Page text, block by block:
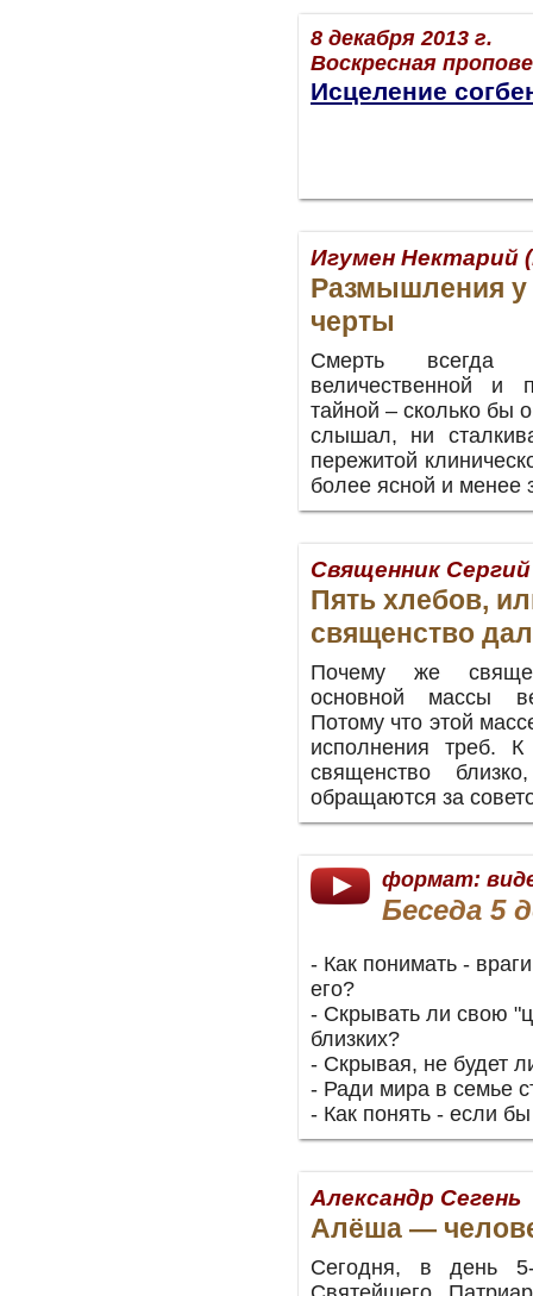
8 декабря 2013 г.
Воскресная
Исцеление
Игумен Нектарий
Размышления у
черты
Смерть всегда
величественной и
тайной – сколько бы
слышал, ни
пережитой
более ясной и менее
Священник
Пять хлебов,
священство
Почему же
основной массы
Потому что этой
исполнения треб.
священство
обращаются за
формат:
Беседа 5
- Как понимать -
его?
- Скрывать ли свою
близких?
- Скрывая, не будет
- Ради мира в семье
- Как понять - если
Александр Сегень
Алёша —
Сегодня, в день